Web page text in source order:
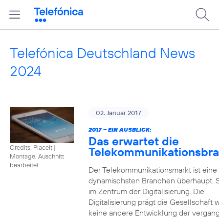
Telefónica Deutschland News
2024
Credits: Placeit |
Montage, Auschnitt
bearbeitet
02. Januar 2017
2017 – EIN AUSBLICK:
Das erwartet die
Der Telekommunikationsmarkt ist eine
dynamischsten Branchen überhaupt.
im Zentrum der Digitalisierung. Die
Digitalisierung prägt die Gesellschaft
keine andere Entwicklung der